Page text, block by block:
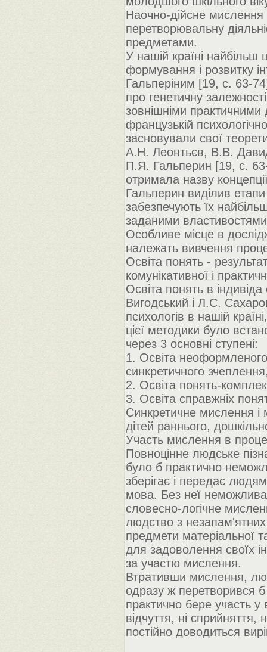
Наочно-дійсне
перетворювальну
предметами.
У нашій країні найбільш
формування і розвитку
Гальперіним [19, c. 63-
про генетичну
зовнішніми
французькій
засновували свої
А.Н. Леонтьєв, В.В.
П.Я. Гальперин [19, c.
отримала назву
Гальперин виділив етапи
забезпечують їх
заданими
Особливе місце в
належать вивчення
Освіта понять -
комунікативної і
Освіта понять в
Вигодський і Л.С.
психологів в нашій
цієї методики було
через 3 основні ступені:
1. Освіта
синкретичного
2. Освіта понять-
3. Освіта справжніх
Синкретичне мислення і
дітей раннього,
Участь мислення в
Повноцінне людське
було б практично
зберігає і передає
мова. Без неї
словесно-логічне
людство з незапам'ятних
предмети матеріальної
для задоволення своїх
за участю мислення.
Втративши мислення,
одразу ж перетворився
практично бере участь у
відчуття, ні
постійно доводиться